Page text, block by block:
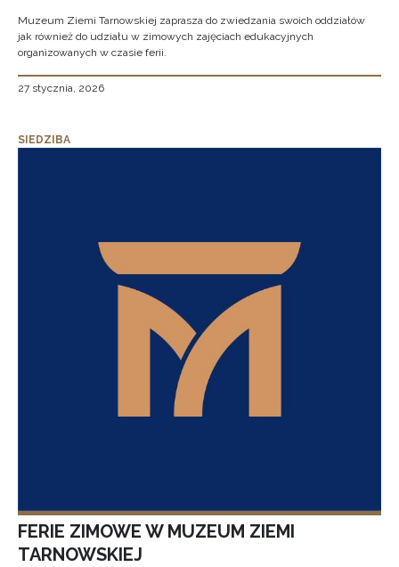
Muzeum Ziemi Tarnowskiej zaprasza do zwiedzania swoich oddziałów
jak również do udziału w zimowych zajęciach edukacyjnych
organizowanych w czasie ferii.
27 stycznia, 2026
SIEDZIBA
FERIE ZIMOWE W MUZEUM ZIEMI
TARNOWSKIEJ